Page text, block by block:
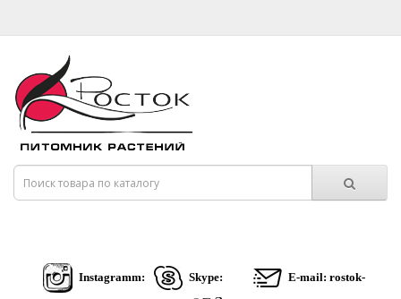
Instagramm: Skype: E-mail: rostok-